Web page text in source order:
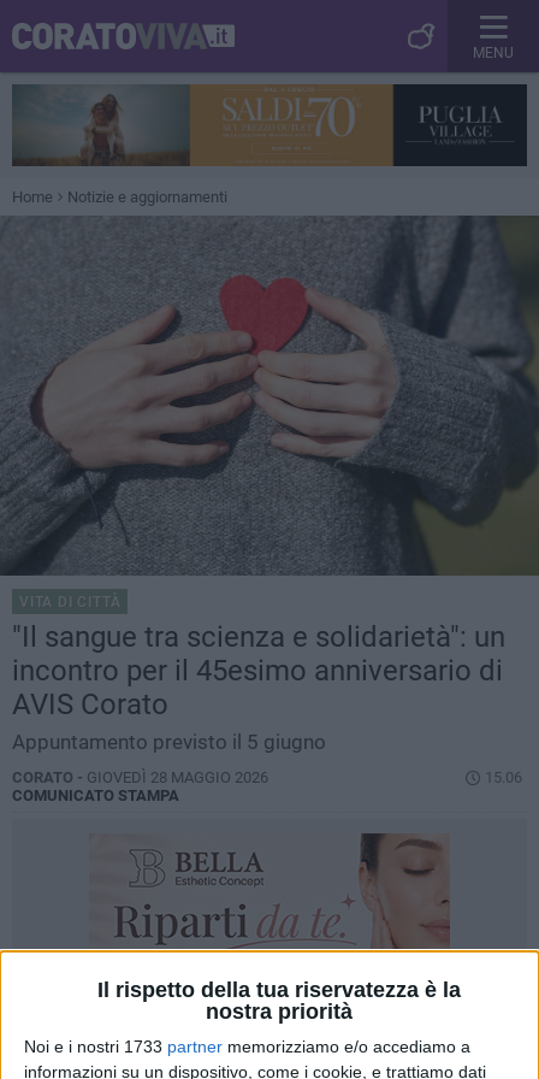
Il rispetto della tua riservatezza è la
nostra priorità
Noi e i nostri 1733 partner memorizziamo e/o accediamo a
informazioni su un dispositivo, come i cookie, e trattiamo dati
MENU
Home Notizie e aggiornamenti
VITA DI CITTÀ
"Il sangue tra scienza e solidarietà": un
incontro per il 45esimo anniversario di
AVIS Corato
Appuntamento previsto il 5 giugno
CORATO - GIOVEDÌ 28 MAGGIO 2026
15.06
COMUNICATO STAMPA